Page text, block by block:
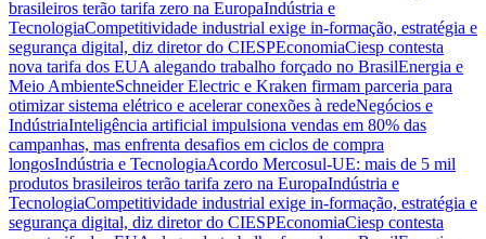
brasileiros terão tarifa zero na EuropaIndústria e
TecnologiaCompetitividade industrial exige in-formação, estratégia e
segurança digital, diz diretor do CIESPEconomiaCiesp contesta
nova tarifa dos EUA alegando trabalho forçado no BrasilEnergia e
Meio AmbienteSchneider Electric e Kraken firmam parceria para
otimizar sistema elétrico e acelerar conexões à redeNegócios e
IndústriaInteligência artificial impulsiona vendas em 80% das
campanhas, mas enfrenta desafios em ciclos de compra
longosIndústria e TecnologiaAcordo Mercosul-UE: mais de 5 mil
produtos brasileiros terão tarifa zero na EuropaIndústria e
TecnologiaCompetitividade industrial exige in-formação, estratégia e
segurança digital, diz diretor do CIESPEconomiaCiesp contesta